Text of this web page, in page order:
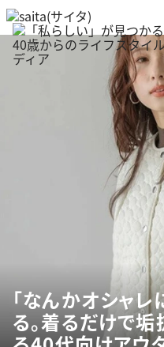
「なんかオシャレ
る。着るだけで